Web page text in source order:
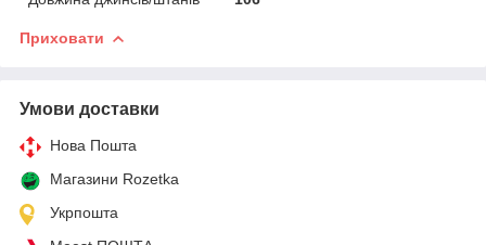
Приховати
Умови доставки
Нова Пошта
Магазини Rozetka
Укрпошта